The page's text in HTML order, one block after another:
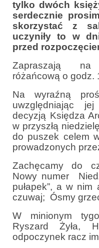
Niezbędnik
Kaplica
e-Katolik
Nabożeństwa
Nabożeństwa
Pogrzeb
Sakramenty
Sakrament
Sakrament
Sakrament
Sakrament
tylko dwóch
serdecznie
skorzystać z
uczyniły to w
przed
Zapraszają na
różańcową o godz.
Na wyraźną
uwzględniając
decyzją Księdza
w przyszłą
do puszek celem
prowadzonych
Zachęcamy do
Nowy numer
pułapek”, a w nim
czuwaj; Ósmy
W minionym
Ryszard Żyła,
odpoczynek racz